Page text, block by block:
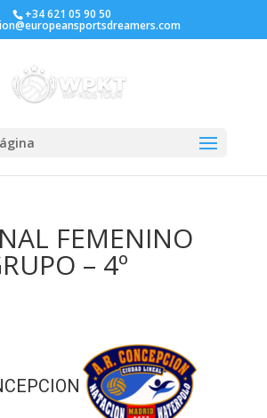
+34 621 05 90 50
FEMENINO
– 4º